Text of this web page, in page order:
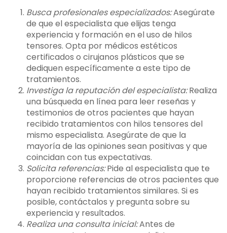
Busca profesionales especializados:Asegúrate
de que el especialista que elijas tenga
experiencia y formación en el uso de hilos
tensores. Opta por médicos estéticos
certificados o cirujanos plásticos que se
dediquen específicamente a este tipo de
tratamientos.
Investiga la reputación del especialista:Realiza
una búsqueda en línea para leer reseñas y
testimonios de otros pacientes que hayan
recibido tratamientos con hilos tensores del
mismo especialista. Asegúrate de que la
mayoría de las opiniones sean positivas y que
coincidan con tus expectativas.
Solicita referencias:Pide al especialista que te
proporcione referencias de otros pacientes que
hayan recibido tratamientos similares. Si es
posible, contáctalos y pregunta sobre su
experiencia y resultados.
Realiza una consulta inicial:Antes de